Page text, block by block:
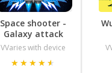
Space shooter -
Galaxy attack
VVaries with device
★★★★★
★★★★★